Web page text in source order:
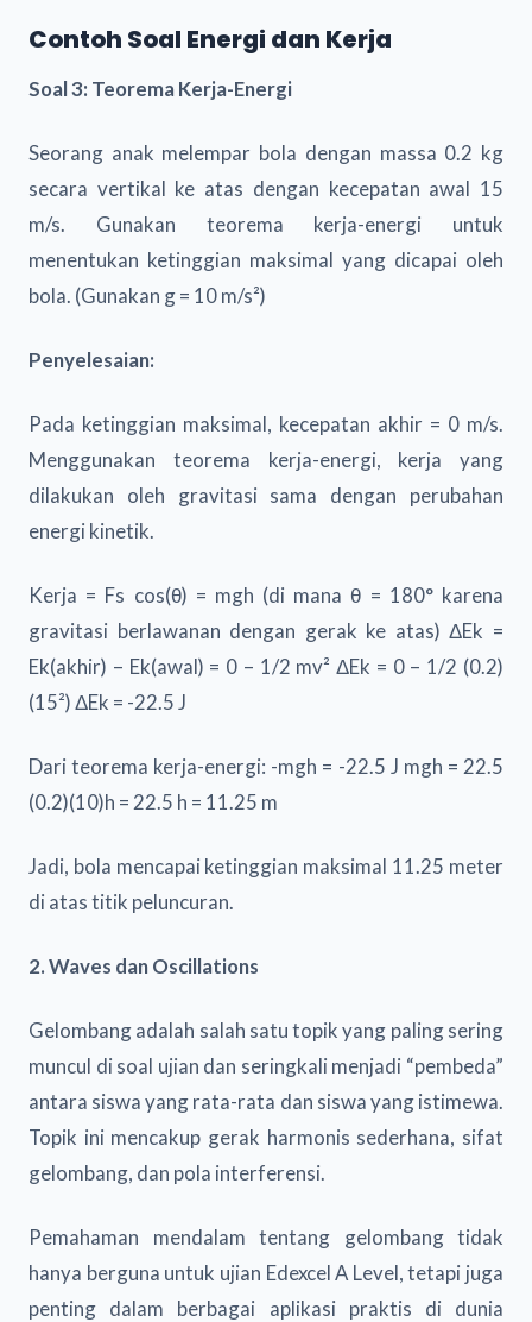
Contoh Soal Energi dan Kerja
Soal 3: Teorema Kerja-Energi
Seorang anak melempar bola dengan massa 0.2 kg
secara vertikal ke atas dengan kecepatan awal 15
m/s. Gunakan teorema kerja-energi untuk
menentukan ketinggian maksimal yang dicapai oleh
bola. (Gunakan g = 10 m/s²)
Penyelesaian:
Pada ketinggian maksimal, kecepatan akhir = 0 m/s.
Menggunakan teorema kerja-energi, kerja yang
dilakukan oleh gravitasi sama dengan perubahan
energi kinetik.
Kerja = Fs cos(θ) = mgh (di mana θ = 180° karena
gravitasi berlawanan dengan gerak ke atas) ΔEk =
Ek(akhir) – Ek(awal) = 0 – 1/2 mv² ΔEk = 0 – 1/2 (0.2)
(15²) ΔEk = -22.5 J
Dari teorema kerja-energi: -mgh = -22.5 J mgh = 22.5
(0.2)(10)h = 22.5 h = 11.25 m
Jadi, bola mencapai ketinggian maksimal 11.25 meter
di atas titik peluncuran.
2. Waves dan Oscillations
Gelombang adalah salah satu topik yang paling sering
muncul di soal ujian dan seringkali menjadi “pembeda”
antara siswa yang rata-rata dan siswa yang istimewa.
Topik ini mencakup gerak harmonis sederhana, sifat
gelombang, dan pola interferensi.
Pemahaman mendalam tentang gelombang tidak
hanya berguna untuk ujian Edexcel A Level, tetapi juga
penting dalam berbagai aplikasi praktis di dunia